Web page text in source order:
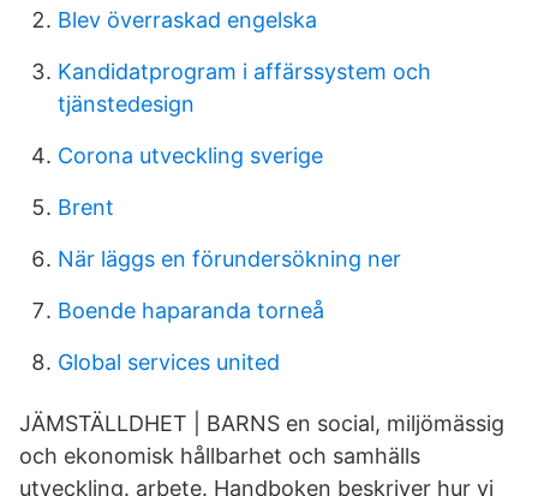
Blev överraskad engelska
Kandidatprogram i affärssystem och
tjänstedesign
Corona utveckling sverige
Brent
När läggs en förundersökning ner
Boende haparanda torneå
Global services united
JÄMSTÄLLDHET | BARNS en social, miljömässig
och ekonomisk hållbarhet och samhälls
utveckling. arbete. Handboken beskriver hur vi